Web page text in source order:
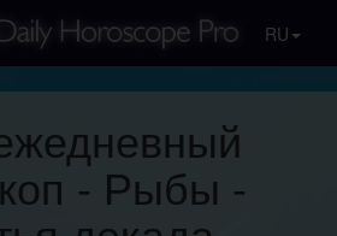
RU
- Рыбы -